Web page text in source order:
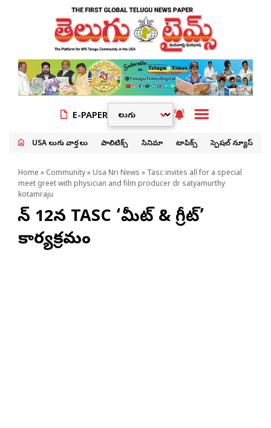
E-PAPER
USA తెలుగు వార్తలు పాలిటిక్స్ సినిమా టాపిక్స్ స్పెషల్ న్యూస్
Home » Community» Usa Nri News » Tasc invites all for a special
meet greet with physician and film producer dr satyamurthy
kotamraju
జూన్ 12న TASC ‘మీట్ & గ్రీట్’
కార్యక్రమం